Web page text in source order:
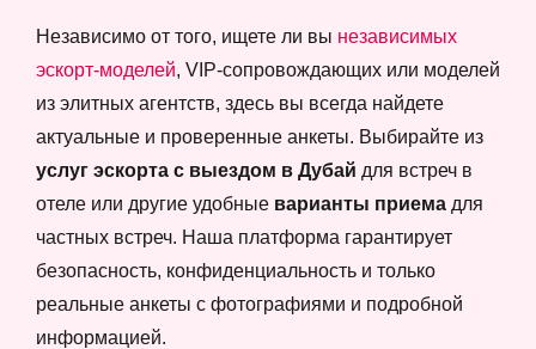
Независимо от того, ищете ли вы независимых
эскорт-моделей, VIP-сопровождающих или моделей
из элитных агентств, здесь вы всегда найдете
актуальные и проверенные анкеты. Выбирайте из
услуг эскорта с выездом в Дубай для встреч в
отеле или другие удобные варианты приема для
частных встреч. Наша платформа гарантирует
безопасность, конфиденциальность и только
реальные анкеты с фотографиями и подробной
информацией.